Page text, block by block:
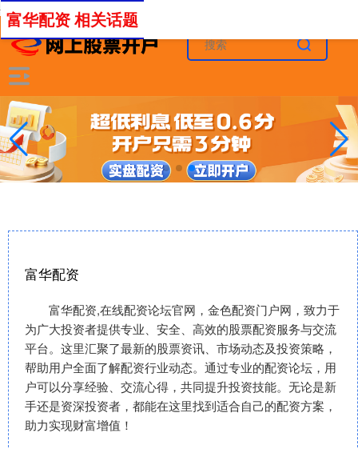
-->
富华配资
富华配资,在线配资论坛官网，金色配资门户网，致力于
为广大投资者提供专业、安全、高效的股票配资服务与交流
平台。这里汇聚了最新的股票资讯、市场动态及投资策略，
帮助用户全面了解配资行业动态。通过专业的配资论坛，用
户可以分享经验、交流心得，共同提升投资技能。无论是新
手还是资深投资者，都能在这里找到适合自己的配资方案，
助力实现财富增值！
富华配资 相关话题